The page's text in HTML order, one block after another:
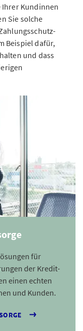
Ihrer Kundinnen
Sie solche
Beispiel dafür,
und dass
für
der Kredit-
einen echten
und Kunden.